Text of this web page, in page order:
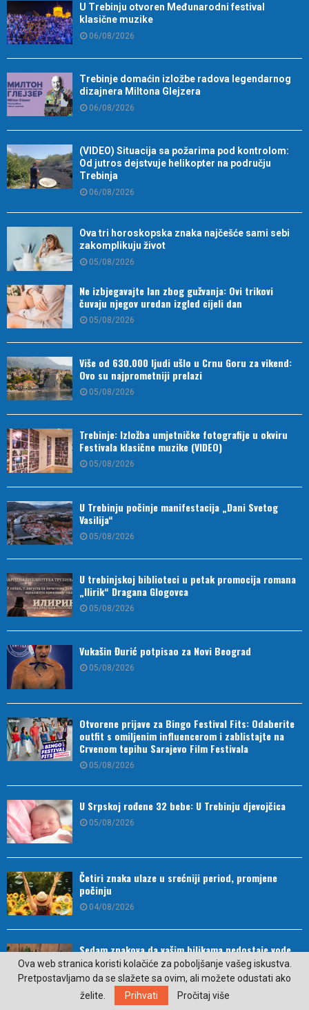
U Trebinju otvoren Međunarodni festival
klasične muzike
06/08/2026
Trebinje domaćin izložbe radova legendarnog
dizajnera Miltona Glejzera
06/08/2026
(VIDEO) Situacija sa požarima pod kontrolom:
Od jutros dejstvuje helikopter na području
Trebinja
06/08/2026
Ova tri horoskopska znaka najčešće sami sebi
zakomplikuju život
05/08/2026
Ne izbjegavajte lan zbog gužvanja: Ovi trikovi
čuvaju njegov uredan izgled cijeli dan
05/08/2026
Više od 630.000 ljudi ušlo u Crnu Goru za vikend:
Ovo su najprometniji prelazi
05/08/2026
Trebinje: Izložba umjetničke fotografije u okviru
Festivala klasične muzike (VIDEO)
05/08/2026
U Trebinju počinje manifestacija „Dani Svetog
Vasilija“
05/08/2026
U trebinjskoj biblioteci u petak promocija romana
„Ilirik“ Dragana Glogovca
05/08/2026
Vukašin Đurić potpisao za Novi Beograd
05/08/2026
Otvorene prijave za Bingo Festival Fits: Odaberite
outfit s omiljenim influencerom i zablistajte na
Crvenom tepihu Sarajevo Film Festivala
05/08/2026
U Srpskoj rođene 32 bebe: U Trebinju djevojčica
05/08/2026
Četiri znaka ulaze u srećniji period, promjene
počinju
04/08/2026
Sedam znakova da vašim biljkama nedostaje vode
04/08/2026
Ova web stranica koristi kolačiće za poboljšanje vašeg iskustva.
Pretpostavljamo da se slažete sa ovim, ali možete odustati ako
želite.
Prihvati Pročitaj više